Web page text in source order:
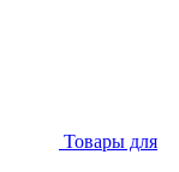
Товары для